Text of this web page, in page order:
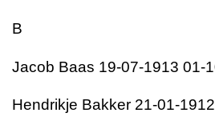
B
Jacob Baas 19-07-1913 01-
Hendrikje Bakker 21-01-